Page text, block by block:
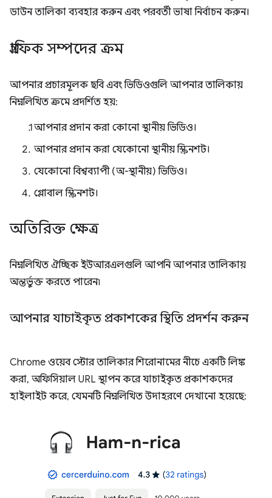
ডাউন তালিকা ব্যবহার করুন এবং পরবর্তী ভাষা নির্বাচন করুন।
গ্রাফিক সম্পদের ক্রম
আপনার প্রচারমূলক ছবি এবং ভিডিওগুলি আপনার তালিকায়
নিম্নলিখিত ক্রমে প্রদর্শিত হয়:
আপনার প্রদান করা কোনো স্থানীয় ভিডিও।
আপনার প্রদান করা যেকোনো স্থানীয় স্ক্রিনশট।
যেকোনো বিশ্বব্যাপী (অ-স্থানীয়) ভিডিও।
গ্লোবাল স্ক্রিনশট।
অতিরিক্ত ক্ষেত্র
নিম্নলিখিত ঐচ্ছিক ইউআরএলগুলি আপনি আপনার তালিকায়
অন্তর্ভুক্ত করতে পারেন৷
আপনার যাচাইকৃত প্রকাশকের স্থিতি প্রদর্শন করুন
Chrome ওয়েব স্টোর তালিকার শিরোনামের নীচে একটি লিঙ্ক
করা, অফিসিয়াল URL স্থাপন করে যাচাইকৃত প্রকাশকদের
হাইলাইট করে, যেমনটি নিম্নলিখিত উদাহরণে দেখানো হয়েছে: